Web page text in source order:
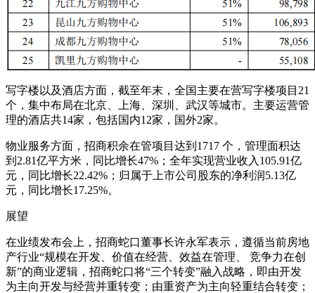
写字楼以及酒店方面，截至年末，全国主要在营写字楼项目21
个，集中布局在北京、上海、深圳、武汉等城市。主要运营管
理的酒店共14家，包括国内12家，国外2家。
物业服务方面，招商积余在管项目达到1717 个，管理面积达
到2.81亿平方米，同比增长47%；全年实现营业收入105.91亿
元，同比增长22.42%；归属于上市公司股东的净利润5.13亿
元，同比增长17.25%。
展望
在业绩发布会上，招商蛇口董事长许永军表示，遵循当前房地
产行业“规模在开发、价值在经营、效益在管理、 竞争力在创
新”的商业逻辑，招商蛇口将“三个转变”融入战略，即由开发
为主向开发与经营并重转变；由重资产为主向轻重结合转变；